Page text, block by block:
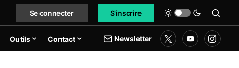
Se connecter S'inscrire
Outils Contact Newsletter